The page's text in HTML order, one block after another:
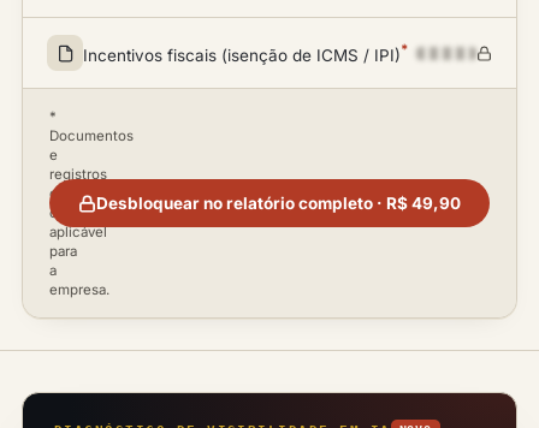
Incentivos fiscais (isenção de ICMS / IPI)*
*
Documentos
e
registros
disponíveis
conforme
aplicável
para
a
empresa.
Desbloquear no relatório completo · R$ 49,90